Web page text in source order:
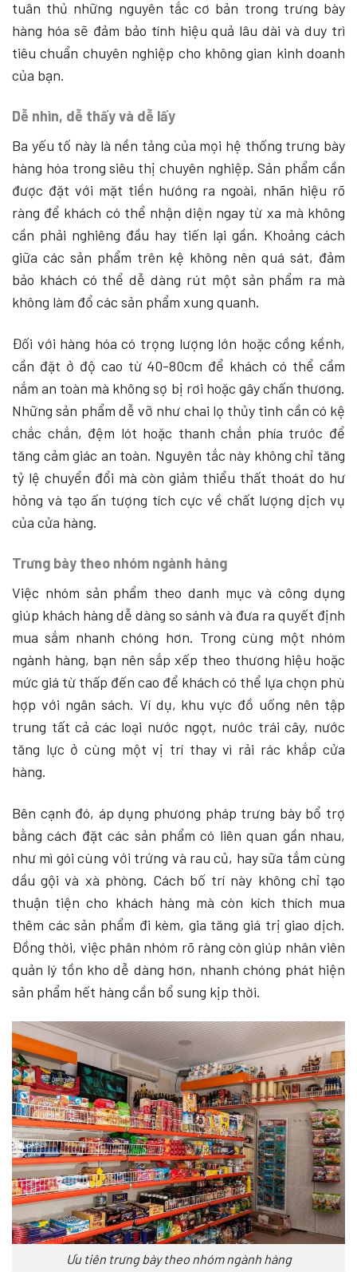
tuân thủ những nguyên tắc cơ bản trong trưng bày
hàng hóa sẽ đảm bảo tính hiệu quả lâu dài và duy trì
tiêu chuẩn chuyên nghiệp cho không gian kinh doanh
của bạn.
Dễ nhìn, dễ thấy và dễ lấy
Ba yếu tố này là nền tảng của mọi hệ thống trưng bày
hàng hóa trong siêu thị chuyên nghiệp. Sản phẩm cần
được đặt với mặt tiền hướng ra ngoài, nhãn hiệu rõ
ràng để khách có thể nhận diện ngay từ xa mà không
cần phải nghiêng đầu hay tiến lại gần. Khoảng cách
giữa các sản phẩm trên kệ không nên quá sát, đảm
bảo khách có thể dễ dàng rút một sản phẩm ra mà
không làm đổ các sản phẩm xung quanh.
Đối với hàng hóa có trọng lượng lớn hoặc cồng kềnh,
cần đặt ở độ cao từ 40-80cm để khách có thể cầm
nắm an toàn mà không sợ bị rơi hoặc gây chấn thương.
Những sản phẩm dễ vỡ như chai lọ thủy tinh cần có kệ
chắc chắn, đệm lót hoặc thanh chắn phía trước để
tăng cảm giác an toàn. Nguyên tắc này không chỉ tăng
tỷ lệ chuyển đổi mà còn giảm thiểu thất thoát do hư
hỏng và tạo ấn tượng tích cực về chất lượng dịch vụ
của cửa hàng.
Trưng bày theo nhóm ngành hàng
Việc nhóm sản phẩm theo danh mục và công dụng
giúp khách hàng dễ dàng so sánh và đưa ra quyết định
mua sắm nhanh chóng hơn. Trong cùng một nhóm
ngành hàng, bạn nên sắp xếp theo thương hiệu hoặc
mức giá từ thấp đến cao để khách có thể lựa chọn phù
hợp với ngân sách. Ví dụ, khu vực đồ uống nên tập
trung tất cả các loại nước ngọt, nước trái cây, nước
tăng lực ở cùng một vị trí thay vì rải rác khắp cửa
hàng.
Bên cạnh đó, áp dụng phương pháp trưng bày bổ trợ
bằng cách đặt các sản phẩm có liên quan gần nhau,
như mì gói cùng với trứng và rau củ, hay sữa tắm cùng
dầu gội và xà phòng. Cách bố trí này không chỉ tạo
thuận tiện cho khách hàng mà còn kích thích mua
thêm các sản phẩm đi kèm, gia tăng giá trị giao dịch.
Đồng thời, việc phân nhóm rõ ràng còn giúp nhân viên
quản lý tồn kho dễ dàng hơn, nhanh chóng phát hiện
sản phẩm hết hàng cần bổ sung kịp thời.
Ưu tiên trưng bày theo nhóm ngành hàng